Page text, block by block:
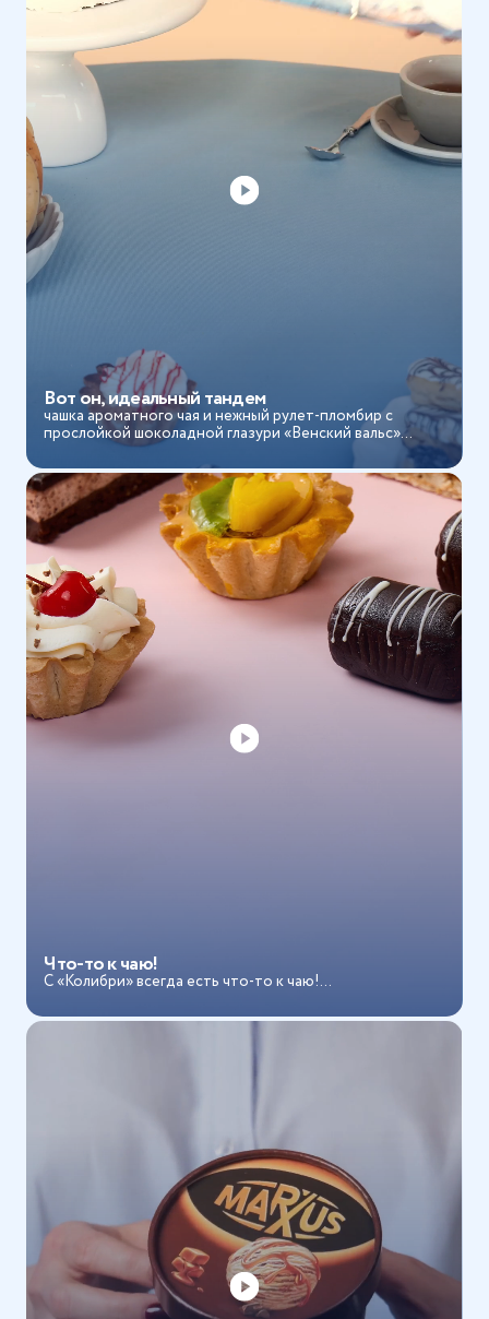
Вот он, идеальный тандем
чашка ароматного чая и нежный рулет-пломбир с
прослойкой шоколадной глазури «Венский вальс»...
Что-то к чаю!
С «Колибри» всегда есть что-то к чаю!...